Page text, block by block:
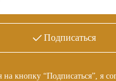
Подписаться
кнопку “Подписаться”, я